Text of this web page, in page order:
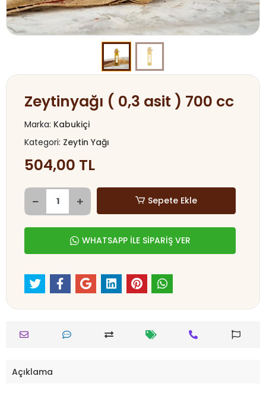
Zeytinyağı ( 0,3 asit ) 700 cc
Marka: Kabukiçi
Kategori: Zeytin Yağı
504,00 TL
Sepete Ekle
WHATSAPP İLE SİPARİŞ VER
Açıklama